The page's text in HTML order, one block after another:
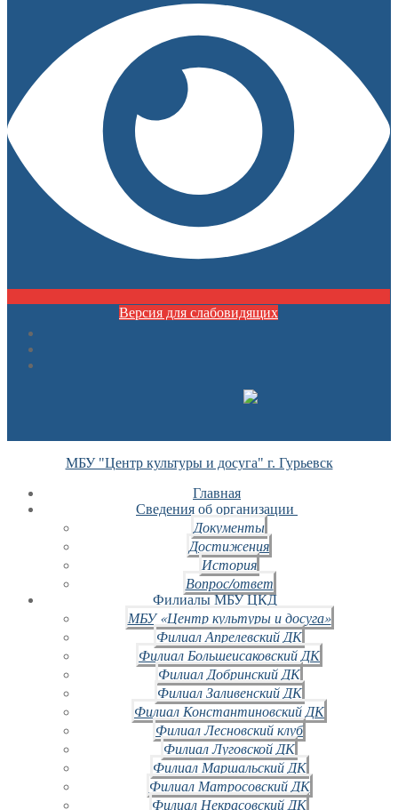
Версия для слабовидящих
МБУ "Центр культуры и досуга" г. Гурьевск
Главная
Сведения об организации
Документы
Достижения
История
Вопрос/ответ
Филиалы МБУ ЦКД
МБУ «Центр культуры и досуга»
Филиал Апрелевский ДК
Филиал Большеисаковский ДК
Филиал Добринский ДК
Филиал Заливенский ДК
Филиал Константиновский ДК
Филиал Лесновский клуб
Филиал Луговской ДК
Филиал Маршальский ДК
Филиал Матросовский ДК
Филиал Некрасовский ДК